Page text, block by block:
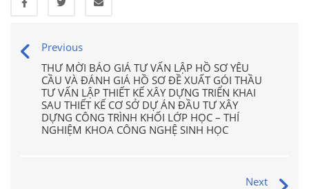
Previous
THƯ MỜI BÁO GIÁ TƯ VẤN LẬP HỒ SƠ YÊU
CẦU VÀ ĐÁNH GIÁ HỒ SƠ ĐỀ XUẤT GÓI THẦU
TƯ VẤN LẬP THIẾT KẾ XÂY DỰNG TRIỂN KHAI
SAU THIẾT KẾ CƠ SỞ DỰ ÁN ĐẦU TƯ XÂY
DỰNG CÔNG TRÌNH KHỐI LỚP HỌC – THÍ
NGHIỆM KHOA CÔNG NGHỆ SINH HỌC
Next